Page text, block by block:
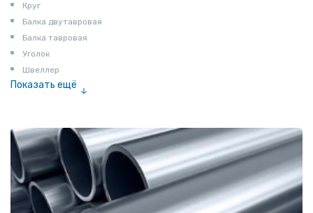
Круг
Балка двутавровая
Балка тавровая
Уголок
Швеллер
Показать ещё
Катанка
Шестигранник
Полособульб
Полукруг
Шпунт Ларсена